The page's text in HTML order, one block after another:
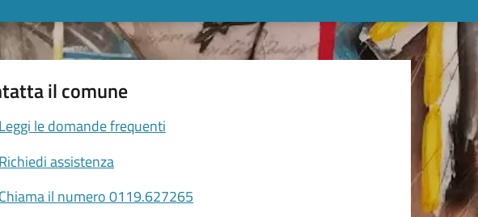
il comune
Leggi le domande frequenti
Richiedi assistenza
Chiama il numero 0119.627265